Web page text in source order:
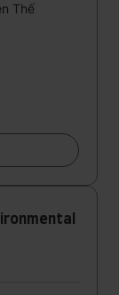
Thế